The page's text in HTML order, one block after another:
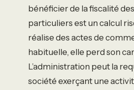
bénéficier de la fiscalité
particuliers est un calcul
réalise des actes de
habituelle, elle perd son
L’administration peut la
société exerçant une